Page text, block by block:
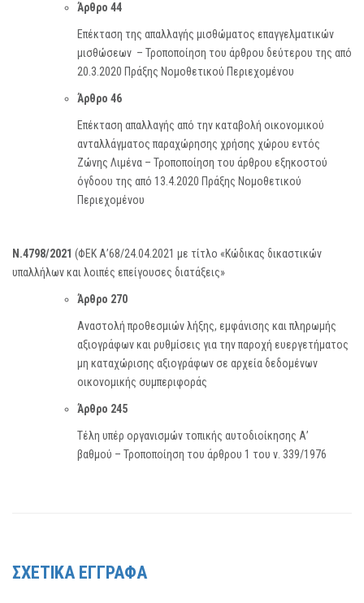
Άρθρο 44
Επέκταση της απαλλαγής μισθώματος επαγγελματικών
μισθώσεων – Τροποποίηση του άρθρου δεύτερου της από
20.3.2020 Πράξης Νομοθετικού Περιεχομένου
Άρθρο 46
Επέκταση απαλλαγής από την καταβολή οικονομικού
ανταλλάγματος παραχώρησης χρήσης χώρου εντός
Ζώνης Λιμένα – Τροποποίηση του άρθρου εξηκοστού
όγδοου της από 13.4.2020 Πράξης Νομοθετικού
Περιεχομένου
Ν.4798/2021 (ΦΕΚ Α’68/24.04.2021 με τίτλο «Κώδικας δικαστικών
υπαλλήλων και λοιπές επείγουσες διατάξεις»
Άρθρο 270
Αναστολή προθεσμιών λήξης, εμφάνισης και πληρωμής
αξιογράφων και ρυθμίσεις για την παροχή ευεργετήματος
μη καταχώρισης αξιογράφων σε αρχεία δεδομένων
οικονομικής συμπεριφοράς
Άρθρο 245
Τέλη υπέρ οργανισμών τοπικής αυτοδιοίκησης Α’
βαθμού – Τροποποίηση του άρθρου 1 του ν. 339/1976
ΣΧΕΤΙΚΑ ΕΓΓΡΑΦΑ